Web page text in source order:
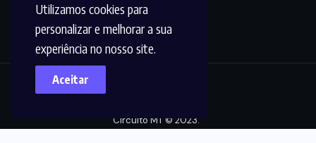
Utilizamos cookies para
personalizar e melhorar a sua
experiência no nosso site.
Aceitar
Circuito MT © 2023.